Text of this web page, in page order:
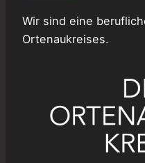
Wir sind eine
Ortenaukreises.